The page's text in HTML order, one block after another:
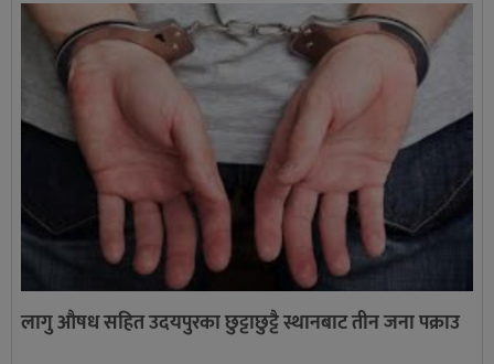
लागु औषध सहित उदयपुरका छुट्टाछुट्टै स्थानबाट तीन जना पक्राउ